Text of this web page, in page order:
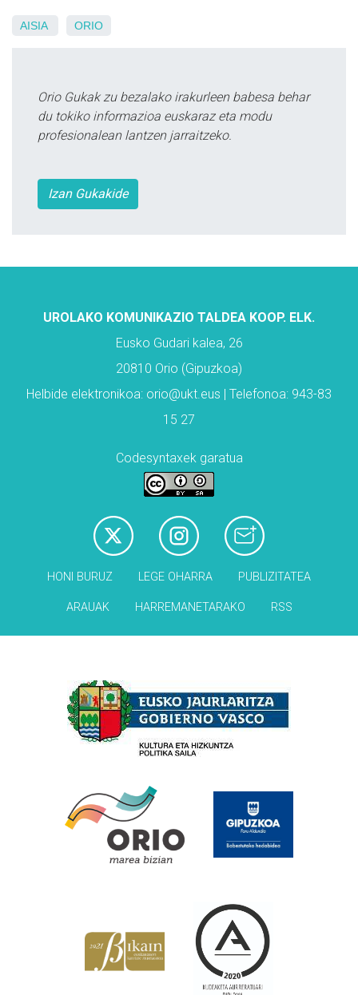
AISIA ORIO
Orio Gukak zu bezalako irakurleen babesa behar
du tokiko informazioa euskaraz eta modu
profesionalean lantzen jarraitzeko.
Izan Gukakide
UROLAKO KOMUNIKAZIO TALDEA KOOP. ELK.
Eusko Gudari kalea, 26
20810 Orio (Gipuzkoa)
Helbide elektronikoa: orio@ukt.eus | Telefonoa: 943-83
15 27
Codesyntaxek garatua
HONI BURUZ LEGE OHARRA PUBLIZITATEA
ARAUAK HARREMANETARAKO RSS